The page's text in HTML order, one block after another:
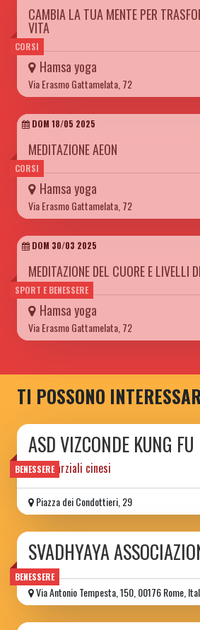
CORSI
CAMBIA LA TUA MENTE PER
VITA
Hamsa yoga
Via Erasmo Gattamelata, 72
CORSI
DOM 18/05 2025
MEDITAZIONE AEON
Hamsa yoga
Via Erasmo Gattamelata, 72
SPORT E BENESSERE
DOM 30/03 2025
MEDITAZIONE DEL CUORE E LIVELLI
Hamsa yoga
Via Erasmo Gattamelata, 72
TI POSSONO
BENESSERE
ASD VIZCONDE KUNG FU
arti marziali cinesi
Piazza dei Condottieri, 29
BENESSERE
SVADHYAYA
Via Antonio Tempesta, 150, 00176 Rome,